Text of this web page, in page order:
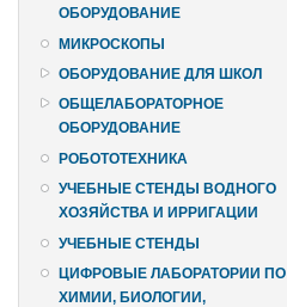
ОБОРУДОВАНИЕ
МИКРОСКОПЫ
ОБОРУДОВАНИЕ ДЛЯ ШКОЛ
ОБЩЕЛАБОРАТОРНОЕ
ОБОРУДОВАНИЕ
РОБОТОТЕХНИКА
УЧЕБНЫЕ СТЕНДЫ ВОДНОГО
ХОЗЯЙСТВА И ИРРИГАЦИИ
УЧЕБНЫЕ СТЕНДЫ
ЦИФРОВЫЕ ЛАБОРАТОРИИ ПО
ХИМИИ, БИОЛОГИИ,